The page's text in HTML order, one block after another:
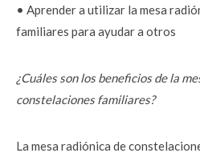
• Aprender a utilizar la mesa
familiares para ayudar a otros
¿Cuáles son los beneficios de la
constelaciones familiares?
La mesa radiónica de